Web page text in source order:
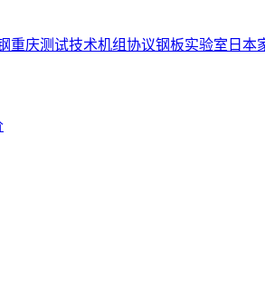
重庆测试技术机组协议钢板实验室 日本